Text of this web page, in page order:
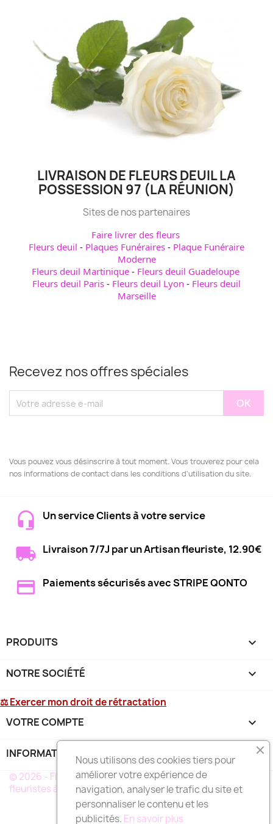
LIVRAISON DE FLEURS DEUIL LA
POSSESSION 97 (LA RÉUNION)
Sites de nos partenaires
Faire livrer des fleurs
Fleurs deuil - Plaques Funéraires - Plaque Funéraire
Moderne
Fleurs deuil Martinique- Fleurs deuil Guadeloupe
Fleurs deuil Paris - Fleurs deuil Lyon - Fleurs deuil
Marseille
Recevez nos offres spéciales
Vous pouvez vous désinscrire à tout moment. Vous trouverez pour cela
nos informations de contact dans les conditions d'utilisation du site.
Un service Clients à votre service
Livraison 7/7J par un Artisan fleuriste, 12.90€
Paiements sécurisés avec STRIPE QONTO
PRODUITS 
NOTRE SOCIÉTÉ 
⚖ Exercer mon droit de rétractation
VOTRE COMPTE 
INFORMATIONS keyboard_arrow_down
© 2026 - Fleurs-deuil-La-Réunion.fr un réseau de
fleuristes à votre service à LA RÉUNION
Nous utilisons des cookies tiers pour
améliorer votre expérience de
navigation, analyser le trafic du site et
personnaliser le contenu et les
publicités. En savoir plus